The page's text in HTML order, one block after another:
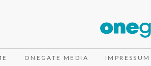
ONEGATE MEDIA IMPRESSUM